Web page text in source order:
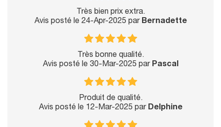
Très bien prix extra.
Avis posté le 24-Apr-2025 par Bernadette
Très bonne qualité.
Avis posté le 30-Mar-2025 par Pascal
Produit de qualité.
Avis posté le 12-Mar-2025 par Delphine